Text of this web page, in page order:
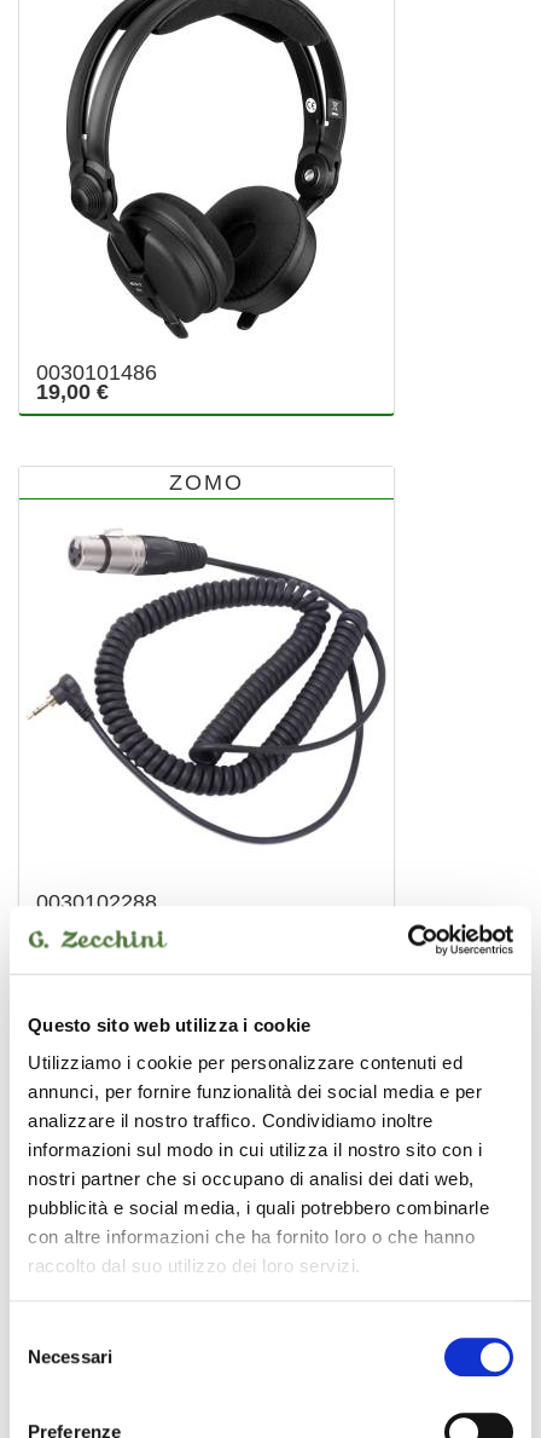
Questo sito web utilizza i cookie
Utilizziamo i cookie per personalizzare contenuti ed
annunci, per fornire funzionalità dei social media e per
analizzare il nostro traffico. Condividiamo inoltre
informazioni sul modo in cui utilizza il nostro sito con i
nostri partner che si occupano di analisi dei dati web,
pubblicità e social media, i quali potrebbero combinarle
con altre informazioni che ha fornito loro o che hanno
raccolto dal suo utilizzo dei loro servizi.
delNecessari
Preferenze
0030101486
19,00 €
ZOMO
0030102288
ZOMO
0030102788